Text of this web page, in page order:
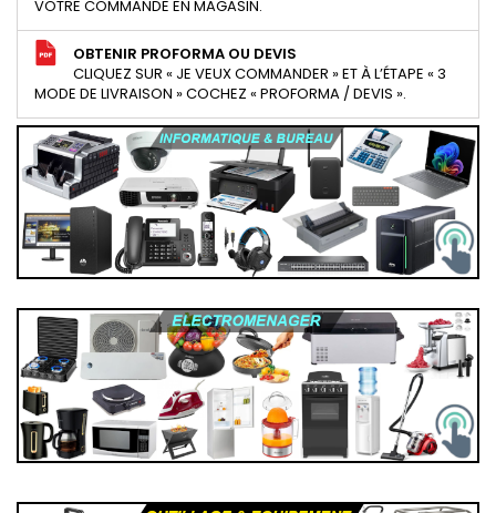
VOTRE COMMANDE EN MAGASIN.
OBTENIR PROFORMA OU DEVIS
CLIQUEZ SUR « JE VEUX COMMANDER » ET À L’ÉTAPE « 3
MODE DE LIVRAISON » COCHEZ « PROFORMA / DEVIS ».